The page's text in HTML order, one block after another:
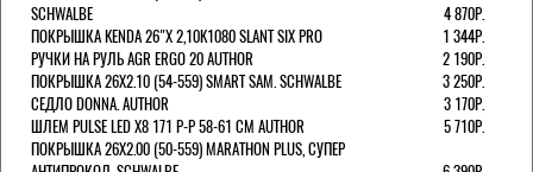
SCHWALBE
4 870Р.
ПОКРЫШКА KENDA 26"Х 2,10K1080 SLANT SIX PRO
1 344Р.
РУЧКИ НА РУЛЬ AGR ERGO 20 AUTHOR
2 190Р.
ПОКРЫШКА 26X2.10 (54-559) SMART SAM. SCHWALBE
3 250Р.
СЕДЛО DONNA. AUTHOR
3 170Р.
ШЛЕМ PULSE LED X8 171 Р-Р 58-61 СМ AUTHOR
5 710Р.
ПОКРЫШКА 26X2.00 (50-559) MARATHON PLUS, СУПЕР